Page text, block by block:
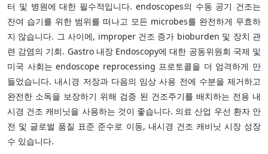
터 및 병원에 대한 필수적입니다. endoscopes의 수동 공기 건조는
잔여 습기를 위한 범위를 떠나고 모든 microbes를 완전하게 무효하
지 않습니다. 그 사이에, improper 건조 증가 bioburden 및 장치 관
련 감염의 기회. Gastro 내장 Endoscopy에 대한 공동위원회 국제 및
미국 사회는 endoscope reprocessing 프로토콜을 더 엄격하게 만
들었습니다. 내시경 저장과 다음의 임상 사용 전에 수분을 제거하고
완전한 소독을 보장하기 위해 검증 된 건조주기를 배치하는 전용 내
시경 건조 캐비닛을 사용하는 것이 좋습니다. 의료 산업 우선 환자 안
전 및 글로벌 품질 표준 준수로 이동, 내시경 건조 캐비닛 시장 성장
수 있습니다.